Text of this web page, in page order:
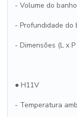
- Volume do
- Profundidade do
- Dimensões (L x
● H11V
- Temperatura